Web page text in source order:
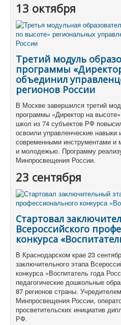
13 октября
Третий модуль
программы
объединил
регионов России
В Москве завершился третий
программы «Директор на
школ из 74 субъектов РФ
освоили управленческие навыки
современными инструментами и
и молодежью. Программу
Минпросвещения России.
23 сентября
Стартовал
Всероссийского
конкурса
В Краснодарском крае 23
заключительного этапа
конкурса «Воспитатель года
педагогические дошкольные
87 регионов страны.
Минпросвещения России,
просветительских инициатив
РФ.